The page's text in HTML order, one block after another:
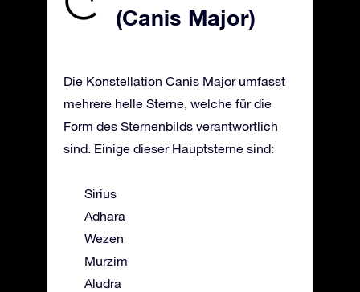
(Canis Major)
Die Konstellation Canis Major umfasst
mehrere helle Sterne, welche für die
Form des Sternenbilds verantwortlich
sind. Einige dieser Hauptsterne sind:
Sirius
Adhara
Wezen
Murzim
Aludra